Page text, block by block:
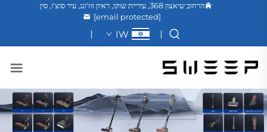
הרחוב שיאצון 368, עיריית שוקו, ראיון ווז'ונג, עיר סוצ'ו, סין
[email protected]
IW